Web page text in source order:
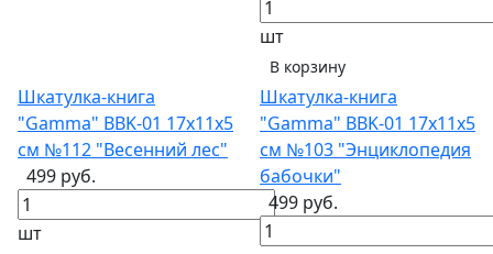
шт
В корзину
Шкатулка-книга
"Gamma" BBK-01 17х11х5
см №112 "Весенний лес"
499 руб.
шт
Шкатулка-книга
"Gamma" BBK-01 17х11х5
см №103 "Энциклопедия
бабочки"
499 руб.